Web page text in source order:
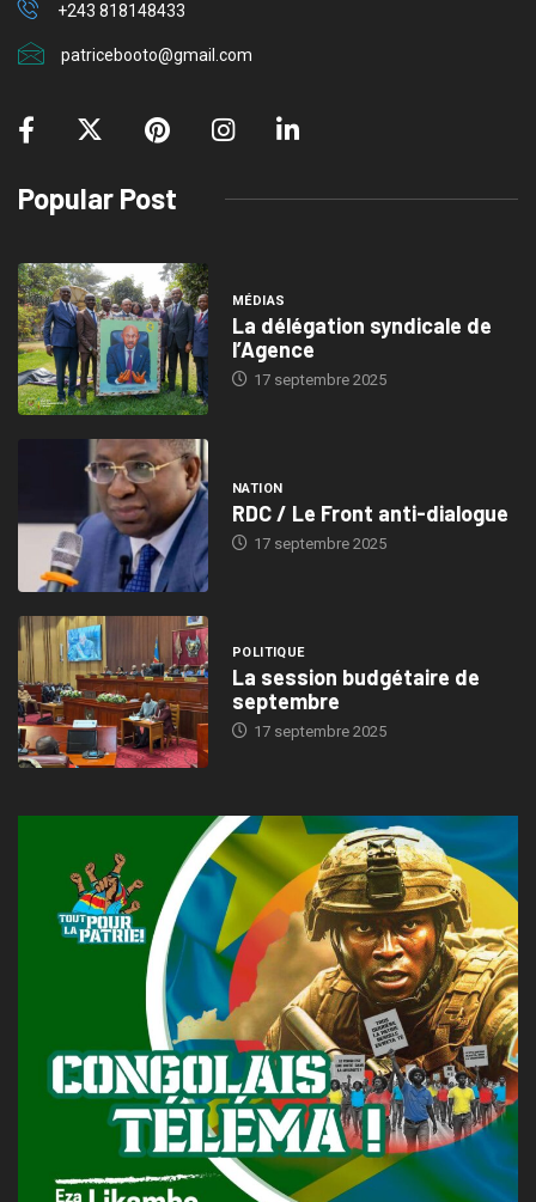
+243 818148433
patricebooto@gmail.com
Popular Post
MÉDIAS
La délégation syndicale de
l’Agence
17 septembre 2025
NATION
RDC / Le Front anti-dialogue
17 septembre 2025
POLITIQUE
La session budgétaire de
septembre
17 septembre 2025